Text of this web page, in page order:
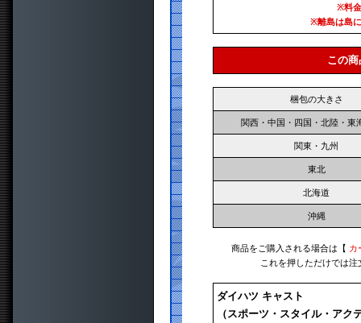
※料
※離島は島
この
梱包の大きさ
関西・中国・四国・北陸・東
関東・九州
東北
北海道
沖縄
商品をご購入される場合は【 カ
これを押しただけでは
ダイハツ キャスト
（スポーツ・スタイル・アク